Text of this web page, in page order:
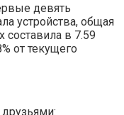
девять
устройства, общая
в 7.59
от текущего